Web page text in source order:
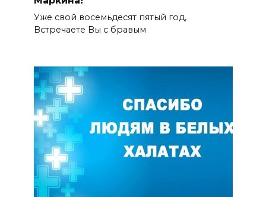
Уже свой восемьдесят пятый год,
Встречаете Вы с бравым